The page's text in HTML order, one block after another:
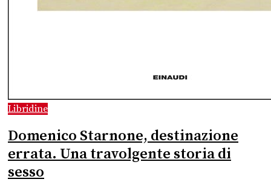
Libridine
Domenico Starnone, destinazione
errata. Una travolgente storia di
sesso